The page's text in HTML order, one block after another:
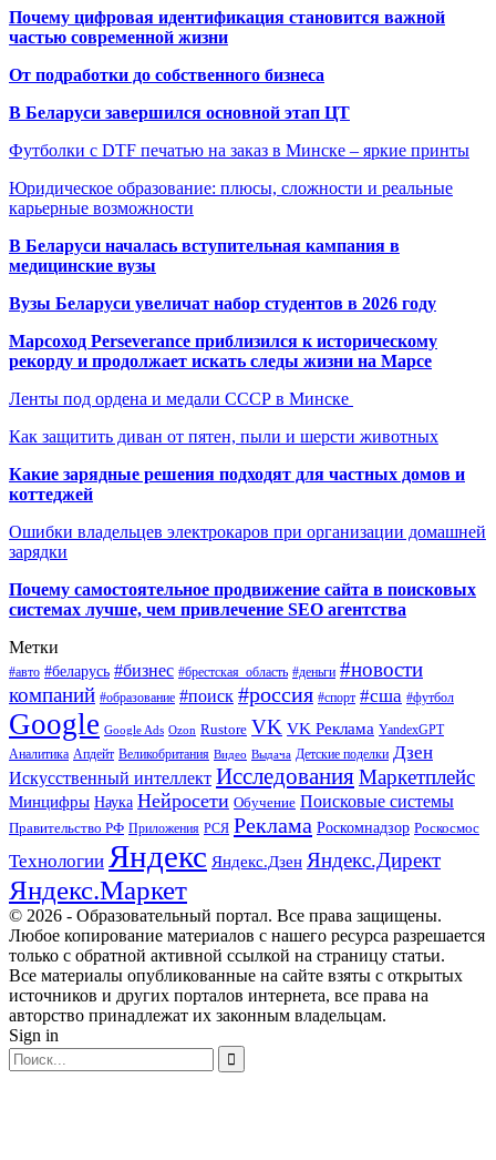
Почему цифровая идентификация становится важной
частью современной жизни
От подработки до собственного бизнеса
В Беларуси завершился основной этап ЦТ
Футболки с DTF печатью на заказ в Минске – яркие принты
Юридическое образование: плюсы, сложности и реальные
карьерные возможности
В Беларуси началась вступительная кампания в
медицинские вузы
Вузы Беларуси увеличат набор студентов в 2026 году
Марсоход Perseverance приблизился к историческому
рекорду и продолжает искать следы жизни на Марсе
Ленты под ордена и медали СССР в Минске
Как защитить диван от пятен, пыли и шерсти животных
Какие зарядные решения подходят для частных домов и
коттеджей
Ошибки владельцев электрокаров при организации домашней
зарядки
Почему самостоятельное продвижение сайта в поисковых
системах лучше, чем привлечение SEO агентства
Метки
#авто #беларусь #бизнес #брестская_область #деньги #новости
компаний #образование #поиск #россия #спорт #сша #футбол
Google Google Ads Ozon Rustore VK VK Реклама YandexGPT
Аналитика Апдейт Великобритания Видео Выдача Детские поделки Дзен
Искусственный интеллект ИсследованияМаркетплейс
Минцифры Наука Нейросети Обучение Поисковые системы
Правительство РФ Приложения РСЯ Реклама Роскомнадзор Роскосмос
Технологии Яндекс Яндекс.Дзен Яндекс.Директ
Яндекс.Маркет
© 2026 - Образовательный портал. Все права защищены.
Любое копирование материалов с нашего ресурса разрешается
только с обратной активной ссылкой на страницу статьи.
Все материалы опубликованные на сайте взяты с открытых
источников и других порталов интернета, все права на
авторство принадлежат их законным владельцам.
Sign in